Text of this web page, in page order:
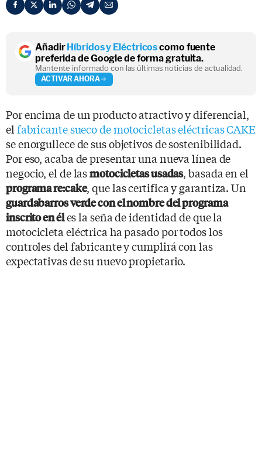
AñadirHíbridos y Eléctricoscomo fuente
preferida de Google de forma gratuita.
Mantente informado con las últimas noticias de actualidad.
ACTIVAR AHORA
Por encima de un producto atractivo y diferencial,
el fabricante sueco de motocicletas eléctricas CAKE
se enorgullece de sus objetivos de sostenibilidad.
Por eso, acaba de presentar una nueva línea de
negocio, el de lasmotocicletas usadas, basada en el
programa re:cake, que las certifica y garantiza. Un
guardabarros verde con el nombre del programa
inscrito en éles la seña de identidad de que la
motocicleta eléctrica ha pasado por todos los
controles del fabricante y cumplirá con las
expectativas de su nuevo propietario.